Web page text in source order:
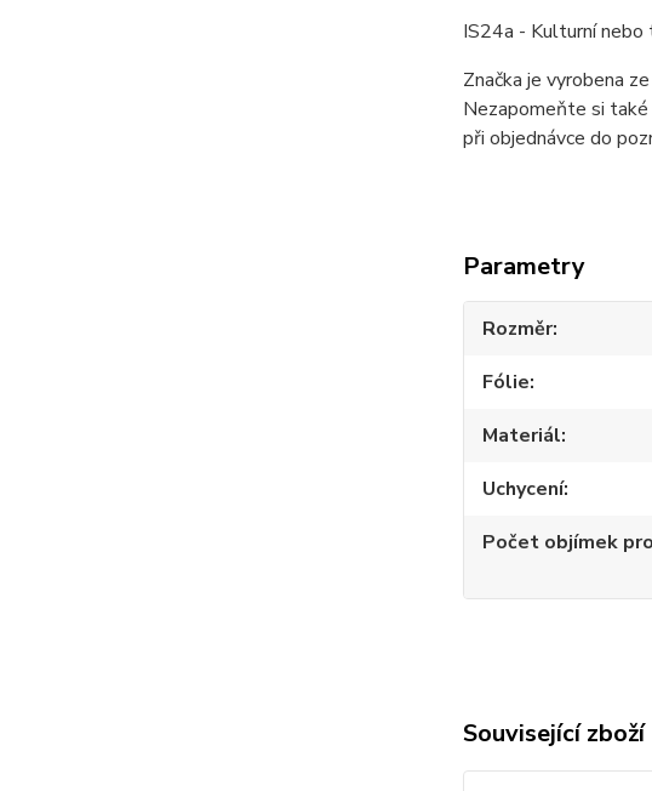
IS24a - Kulturní nebo
Značka je vyrobena
Nezapomeňte si
při objednávce do
Parametry
Rozměr
Fólie
Materiál
Uchycení
Počet objímek
Související zboží